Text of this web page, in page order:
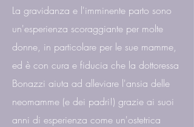
La gravidanza e l'imminente parto sono
un'esperienza scoraggiante per molte
donne, in particolare per le sue mamme,
ed è con cura e fiducia che la dottoressa
Bonazzi aiuta ad alleviare l'ansia delle
neomamme (e dei padri!) grazie ai suoi
anni di esperienza come un'ostetrica